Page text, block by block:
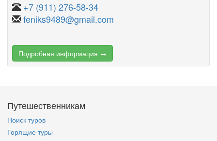
+7 (911) 276-58-34
feniks9489@gmail.com
Подробная информация →
Путешественникам
Поиск туров
Горящие туры